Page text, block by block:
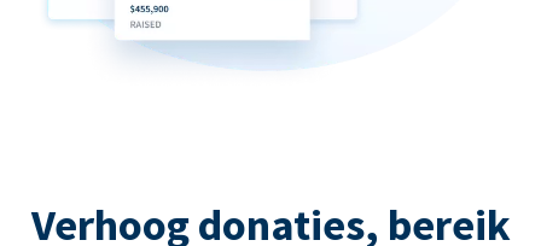
Verhoog donaties, bereik